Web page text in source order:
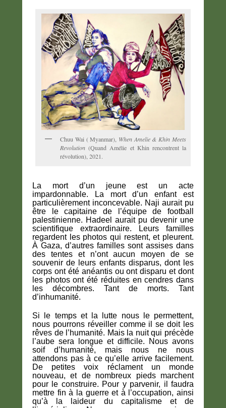
Chuu Wai ( Myanmar), When Amelie & Khin Meets
Revolution (Quand Amélie et Khin rencontrent la
révolution), 2021.
La mort d’un jeune est un acte
impardonnable. La mort d’un enfant est
particulièrement inconcevable. Naji aurait pu
être le capitaine de l’équipe de football
palestinienne. Hadeel aurait pu devenir une
scientifique extraordinaire. Leurs familles
regardent les photos qui restent, et pleurent.
À Gaza, d’autres familles sont assises dans
des tentes et n’ont aucun moyen de se
souvenir de leurs enfants disparus, dont les
corps ont été anéantis ou ont disparu et dont
les photos ont été réduites en cendres dans
les décombres. Tant de morts. Tant
d’inhumanité.
Si le temps et la lutte nous le permettent,
nous pourrons réveiller comme il se doit les
rêves de l’humanité. Mais la nuit qui précède
l’aube sera longue et difficile. Nous avons
soif d’humanité, mais nous ne nous
attendons pas à ce qu’elle arrive facilement.
De petites voix réclament un monde
nouveau, et de nombreux pieds marchent
pour le construire. Pour y parvenir, il faudra
mettre fin à la guerre et à l’occupation, ainsi
qu’à la laideur du capitalisme et de